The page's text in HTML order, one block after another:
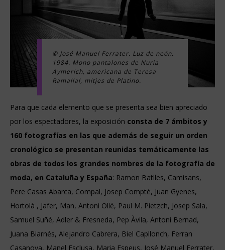
© José Manuel Ferrater. Luz de neón.
1984. Mono pantalones de Nuria
Aymerich, americana de Teresa
Ramallal, mitjes de Platino.
Para que cada elemento que se presenta sea bien apreciado
por los espectadores, la exposición consta de 7 ámbitos y
160 fotografías en las que además de seguir un orden
cronológico se presentan reunidas temáticamente las
obras de todos los grandes nombres de la fotografía de
moda, en Cataluña y España: Ramon Batlles, Camisans,
Pere Casas Abarca, Compal, Josep Compté, Juan Gyenes,
Hortolà , Jafer, Man, Antoni Ollé, Paul M. Pietzch, Josep Sala,
Samuel Suñé, Adler & Fresneda, Pep Àvila, Antoni Bernad,
Juana Biarnés, Alejandro Cabrera, Biel Capllonch, Ferran
Casanova, Manel Esclusa, Maria Espeus, José Manuel Ferrater,